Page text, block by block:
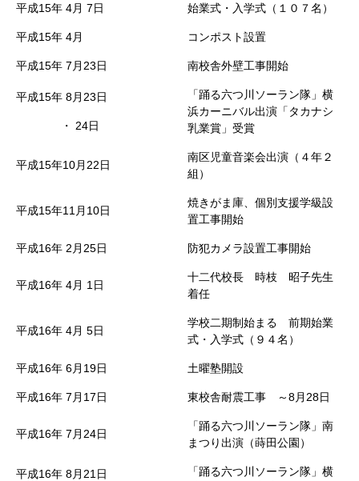
平成15年 4月 7日 始業式・入学式（１０７名）
平成15年 4月 コンポスト設置
平成15年 7月23日 南校舎外壁工事開始
平成15年 8月23日
・ 24日
「踊る六つ川ソーラン隊」横
浜カーニバル出演「タカナシ
乳業賞」受賞
平成15年10月22日
南区児童音楽会出演（４年２
組）
平成15年11月10日
焼きがま庫、個別支援学級設
置工事開始
平成16年 2月25日 防犯カメラ設置工事開始
平成16年 4月 1日
十二代校長 時枝 昭子先生
着任
平成16年 4月 5日
学校二期制始まる 前期始業
式・入学式（９４名）
平成16年 6月19日 土曜塾開設
平成16年 7月17日 東校舎耐震工事 ～8月28日
平成16年 7月24日
「踊る六つ川ソーラン隊」南
まつり出演（蒔田公園）
平成16年 8月21日
「踊る六つ川ソーラン隊」横